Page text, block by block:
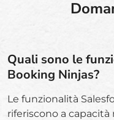
Quali sono le
Booking Ninjas?
Le funzionalità
riferiscono a